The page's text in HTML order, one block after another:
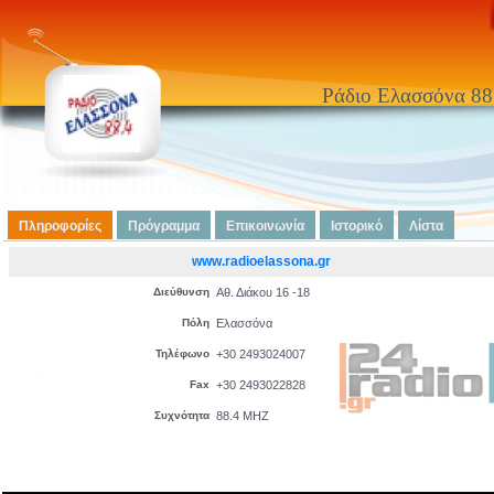
Ράδιο Ελασσόνα
Πληροφορίες Πρόγραμμα Επικοινωνία Ιστορικό Λίστα
www.radioelassona.gr
Διεύθυνση Αθ. Διάκου 16 -18
Πόλη Ελασσόνα
Τηλέφωνο +30 2493024007
Fax +30 2493022828
Συχνότητα 88.4 MHZ